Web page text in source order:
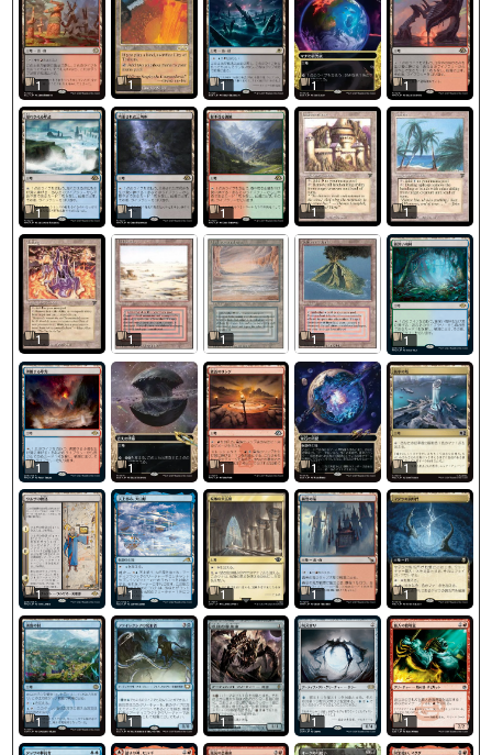
1 1 1 1 1
1 1 1 1 1
1 1 1 1 1
1 1 1 1 1
1 1 1 1 1
1 1 1 1 1